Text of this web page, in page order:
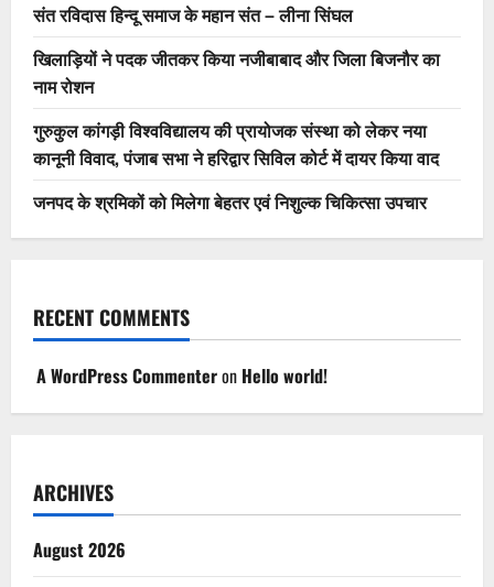
संत रविदास हिन्दू समाज के महान संत – लीना सिंघल
खिलाड़ियों ने पदक जीतकर किया नजीबाबाद और जिला बिजनौर का
नाम रोशन
गुरुकुल कांगड़ी विश्वविद्यालय की प्रायोजक संस्था को लेकर नया
कानूनी विवाद, पंजाब सभा ने हरिद्वार सिविल कोर्ट में दायर किया वाद
जनपद के श्रमिकों को मिलेगा बेहतर एवं निशुल्क चिकित्सा उपचार
RECENT COMMENTS
A WordPress Commenteron Hello world!
ARCHIVES
August 2026